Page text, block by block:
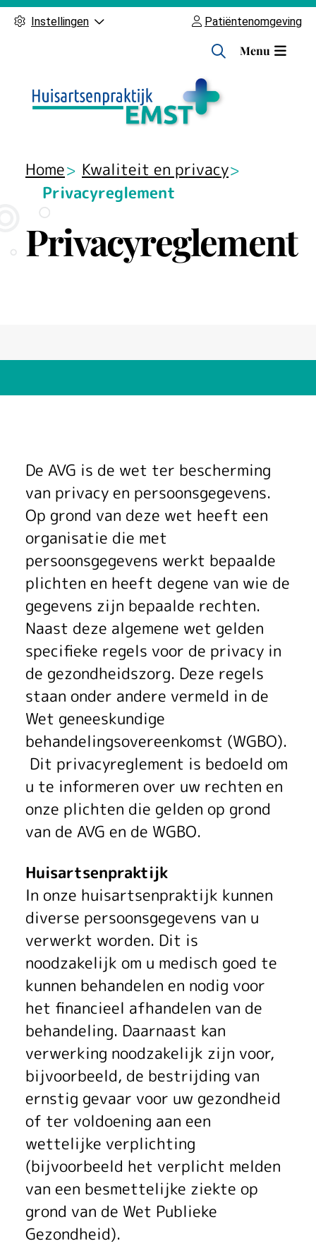
Instellingen Patiëntenomgeving
H
n
Menu
Home
Kwaliteit en privacy
Privacyreglement
Privacyreglement
P
r
i
v
a
c
y
r
e
g
l
e
m
e
n
t
De AVG is de wet ter bescherming
van privacy en persoonsgegevens.
Op grond van deze wet heeft een
organisatie die met
persoonsgegevens werkt bepaalde
plichten en heeft degene van wie de
gegevens zijn bepaalde rechten.
Naast deze algemene wet gelden
specifieke regels voor de privacy in
de gezondheidszorg. Deze regels
staan onder andere vermeld in de
Wet geneeskundige
behandelingsovereenkomst (WGBO).
Dit privacyreglement is bedoeld om
u te informeren over uw rechten en
onze plichten die gelden op grond
van de AVG en de WGBO.
Huisartsenpraktijk
In onze huisartsenpraktijk kunnen
diverse persoonsgegevens van u
verwerkt worden. Dit is
noodzakelijk om u medisch goed te
kunnen behandelen en nodig voor
het financieel afhandelen van de
behandeling. Daarnaast kan
verwerking noodzakelijk zijn voor,
bijvoorbeeld, de bestrijding van
ernstig gevaar voor uw gezondheid
of ter voldoening aan een
wettelijke verplichting
(bijvoorbeeld het verplicht melden
van een besmettelijke ziekte op
grond van de Wet Publieke
Gezondheid).